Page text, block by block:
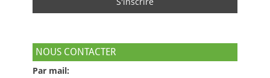
NOUS CONTACTER
Par mail: